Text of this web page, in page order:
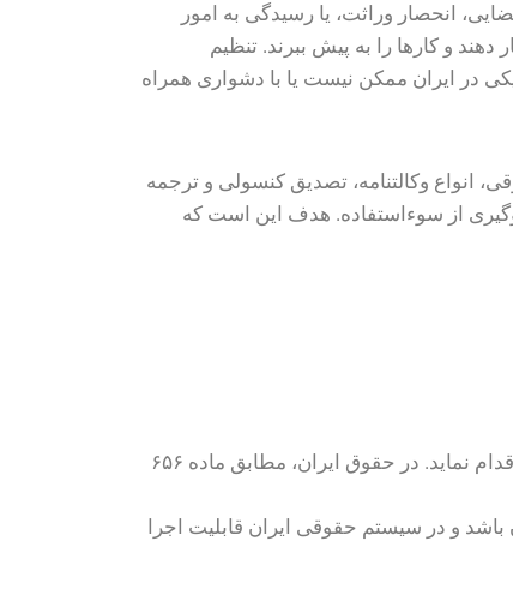
انحصار وراثت، یا رسیدگی به امور
و کارها را به پیش ببرند. تنظیم
در ایران ممکن نیست یا با دشواری همراه
انواع وکالتنامه، تصدیق کنسولی و ترجمه
از سوءاستفاده. هدف این است که
وکالت‌نامه، سندی است که در آن فردی (موکل) اختیار می‌دهد تا شخص دیگری (وکیل) به نمایندگی از او در امور معین، اقدام نماید. در حقوق ایران، مطابق ماده ۶۵۶
و در سیستم حقوقی ایران قابلیت اجرا